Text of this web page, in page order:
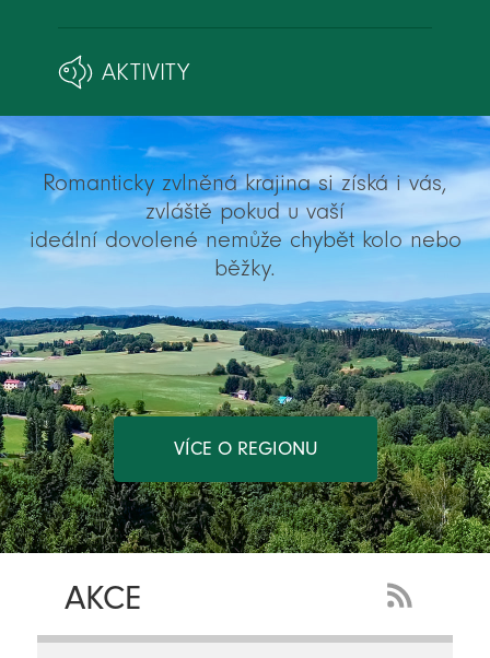
AKTIVITY
Romanticky zvlněná krajina si získá i vás,
zvláště pokud u vaší
ideální dovolené nemůže chybět kolo nebo
běžky.
VÍCE O REGIONU
AKCE
Feed